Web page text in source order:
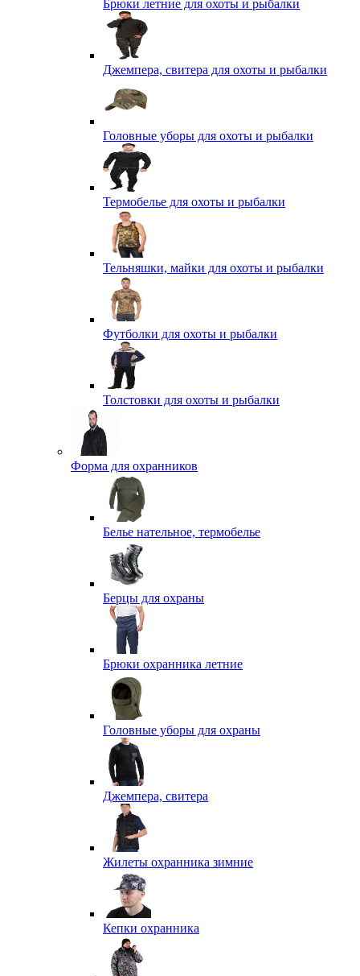
Брюки летние для охоты и рыбалки
Джемпера, свитера для охоты и рыбалки
Головные уборы для охоты и рыбалки
Термобелье для охоты и рыбалки
Тельняшки, майки для охоты и рыбалки
Футболки для охоты и рыбалки
Толстовки для охоты и рыбалки
Форма для охранников
Белье нательное, термобелье
Берцы для охраны
Брюки охранника летние
Головные уборы для охраны
Джемпера, свитера
Жилеты охранника зимние
Кепки охранника